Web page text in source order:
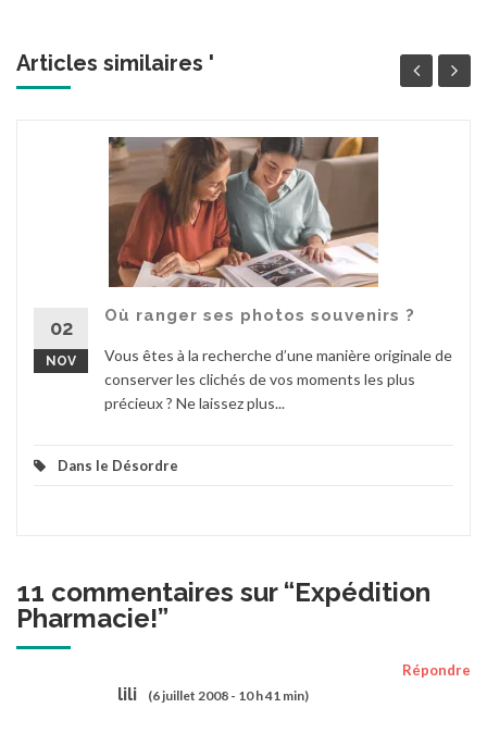
Articles similaires '
02
NOV
Où ranger ses photos souvenirs ?
Vous êtes à la recherche d’une manière originale de
conserver les clichés de vos moments les plus
précieux ? Ne laissez plus...
Dans le Désordre
11 commentaires sur “Expédition
Pharmacie!”
lili (6 juillet 2008 - 10 h 41 min)
Répondre